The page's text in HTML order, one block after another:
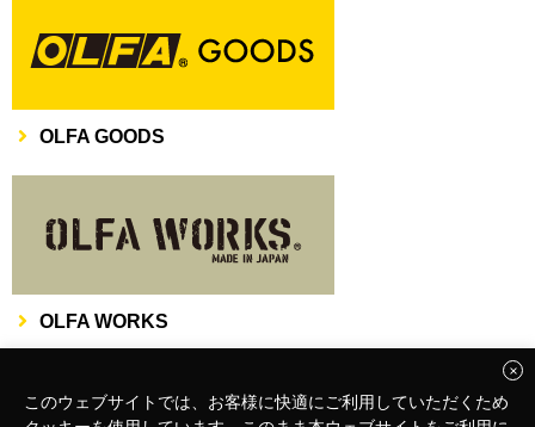
このウェブサイトでは、お客様に快適にご利用していただくため
OLFA GOODS
OLFA WORKS